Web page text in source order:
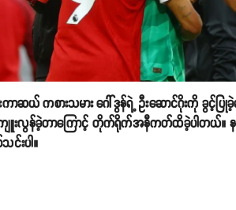
ာဆယ် ကစားသမား ဂေါ်ဒွန်ရဲ့ ဦးဆောင်ဂိုးကို ခွင့်
ျူးလွန်ခဲ့တာကြောင့် တိုက်ရိုက်အနီကတ်ထိခဲ့ပါတယ်။ န
းပါ။